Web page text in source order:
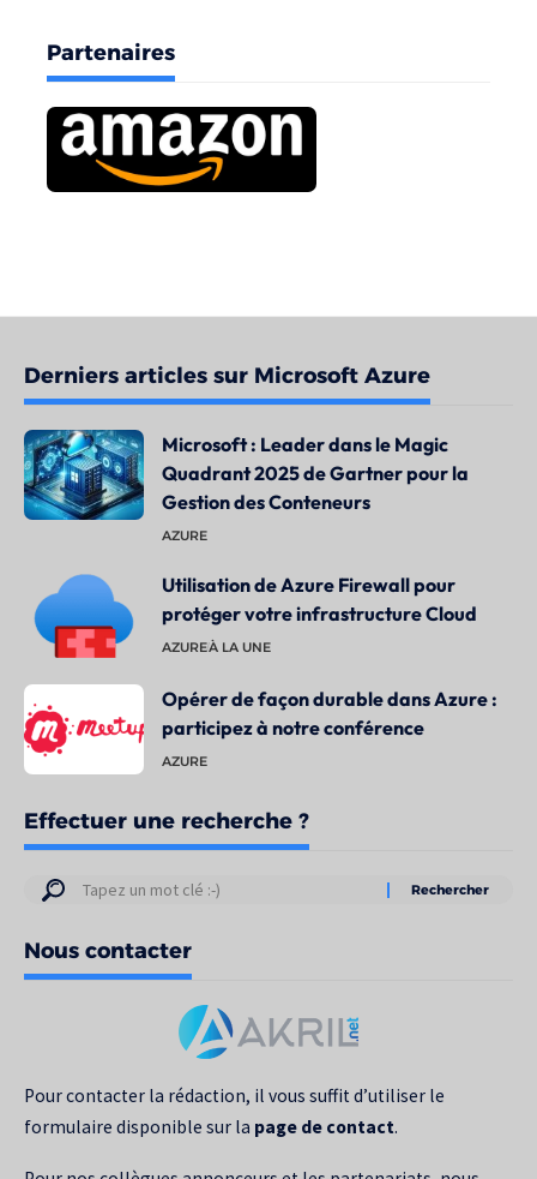
Partenaires
Derniers articles sur Microsoft Azure
Microsoft : Leader dans le Magic
Quadrant 2025 de Gartner pour la
Gestion des Conteneurs
AZURE
Utilisation de Azure Firewall pour
protéger votre infrastructure Cloud
AZUREÀ LA UNE
Opérer de façon durable dans Azure :
participez à notre conférence
AZURE
Effectuer une recherche ?
Résultats
votre
recherche
Nous contacter
Pour contacter la rédaction, il vous suffit d’utiliser le
formulaire disponible sur la page de contact.